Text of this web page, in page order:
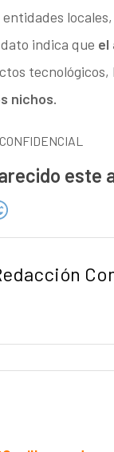
indica que el
nichos.
este